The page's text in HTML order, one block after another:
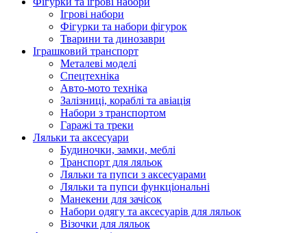
Ігрові набори
Фігурки та набори фігурок
Тварини та динозаври
Іграшковий транспорт
Металеві моделі
Спецтехніка
Авто-мото техніка
Залізниці, кораблі та авіація
Набори з транспортом
Гаражі та треки
Ляльки та аксесуари
Будиночки, замки, меблі
Транспорт для ляльок
Ляльки та пупси з аксесуарами
Ляльки та пупси функціональні
Манекени для зачісок
Набори одягу та аксесуарів для ляльок
Візочки для ляльок